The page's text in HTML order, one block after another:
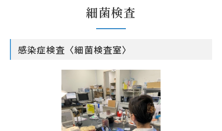
細菌検査
感染症検査〈細菌検査室〉